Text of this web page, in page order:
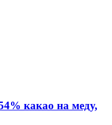
какао на меду,